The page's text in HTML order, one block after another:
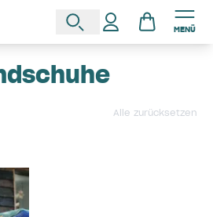
MENÜ
Alle zurücksetzen